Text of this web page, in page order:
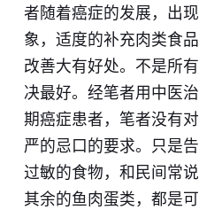
者随着癌症的发展，出
象，适度的补充肉类食
改善大有好处。不是所
决最好。经笔者用中医
期癌症患者，笔者没有
严的忌口的要求。只是
过敏的食物，和民间常
其余的鱼肉蛋类，都是